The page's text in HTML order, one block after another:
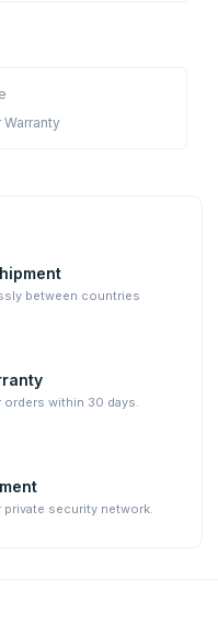
between countries
within 30 days.
security network.